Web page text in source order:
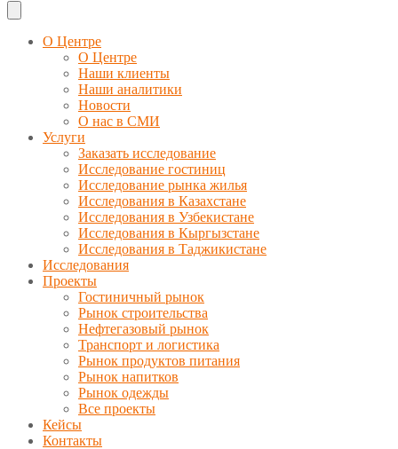
О Центре
О Центре
Наши клиенты
Наши аналитики
Новости
О нас в СМИ
Услуги
Заказать исследование
Исследование гостиниц
Исследование рынка жилья
Исследования в Казахстане
Исследования в Узбекистане
Исследования в Кыргызстане
Исследования в Таджикистане
Исследования
Проекты
Гостиничный рынок
Рынок строительства
Нефтегазовый рынок
Транспорт и логистика
Рынок продуктов питания
Рынок напитков
Рынок одежды
Все проекты
Кейсы
Контакты